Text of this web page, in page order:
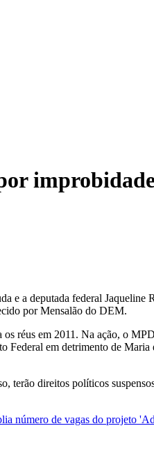
e a deputada federal
por Mensalão do DEM.
réus em 2011. Na ação, o
Federal em detrimento de
terão direitos políticos
número de vagas do projeto